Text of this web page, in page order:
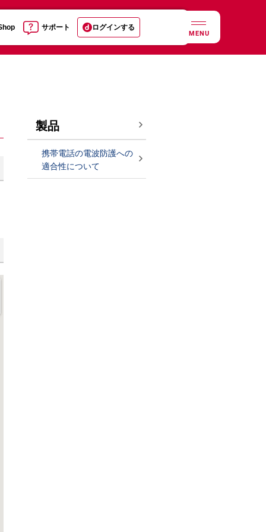
サポート ログインする
MENU
製品
携帯電話の電波防護への
適合性について